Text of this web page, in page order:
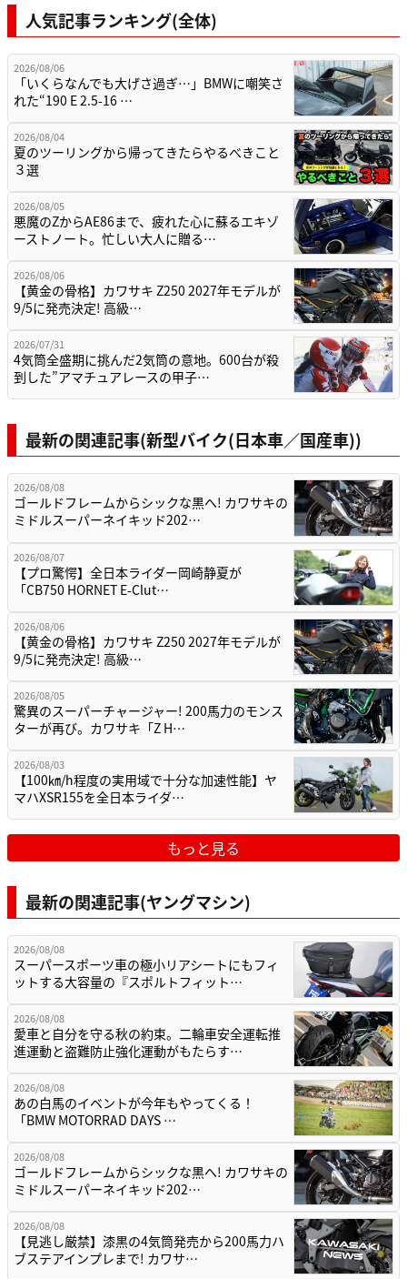
人気記事ランキング(全体)
2026/08/06
「いくらなんでも大げさ過ぎ…」BMWに嘲笑さ
れた“190 E 2.5-16 …
2026/08/04
夏のツーリングから帰ってきたらやるべきこと
３選
2026/08/05
悪魔のZからAE86まで、疲れた心に蘇るエキゾ
ーストノート。忙しい大人に贈る…
2026/08/06
【黄金の骨格】カワサキ Z250 2027年モデルが
9/5に発売決定! 高級…
2026/07/31
4気筒全盛期に挑んだ2気筒の意地。600台が殺
到した”アマチュアレースの甲子…
最新の関連記事(新型バイク(日本車／国産車))
2026/08/08
ゴールドフレームからシックな黒へ! カワサキの
ミドルスーパーネイキッド202…
2026/08/07
【プロ驚愕】全日本ライダー岡崎静夏が
「CB750 HORNET E-Clut…
2026/08/06
【黄金の骨格】カワサキ Z250 2027年モデルが
9/5に発売決定! 高級…
2026/08/05
驚異のスーパーチャージャー! 200馬力のモンス
ターが再び。カワサキ「Z H…
2026/08/03
【100㎞/h程度の実用域で十分な加速性能】ヤ
マハXSR155を全日本ライダ…
もっと見る
最新の関連記事(ヤングマシン)
2026/08/08
スーパースポーツ車の極小リアシートにもフィ
ットする大容量の『スポルトフィット…
2026/08/08
愛車と自分を守る秋の約束。二輪車安全運転推
進運動と盗難防止強化運動がもたらす…
2026/08/08
あの白馬のイベントが今年もやってくる！
「BMW MOTORRAD DAYS …
2026/08/08
ゴールドフレームからシックな黒へ! カワサキの
ミドルスーパーネイキッド202…
2026/08/08
【見逃し厳禁】漆黒の4気筒発売から200馬力ハ
ブステアインプレまで! カワサ…